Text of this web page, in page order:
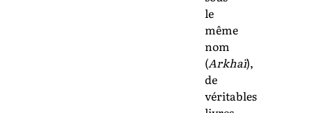
le
même
nom
(Arkhaï),
de
véritables